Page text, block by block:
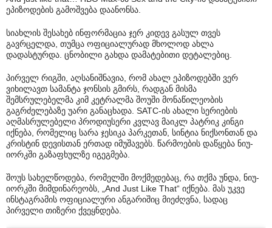
ეპიზოდების გამოშვება დაანონსა.
სიახლის შესახებ ინფორმაცია ჯერ კიდევ გასულ თვეს
გავრცელდა, თუმცა ოფიციალურად მხოლოდ ახლა
დადასტურდა. ცნობილი გახდა დამატებითი დეტალებიც.
პირველ რიგში, აღსანიშნავია, რომ ახალ ეპიზოდებში ვერ
ვიხილავთ სამანტა ჯონსის გმირს, რადგან მისმა
შემსრულებელმა კიმ კეტრალმა შოუში მონაწილეობის
გაგრძელებაზე უარი განაცხადა. SATC-ის ახალი სერიების
აღმასრულებელი პროდიუსერი კვლავ მაიკლ პატრიკ კინგი
იქნება, რომელიც სარა ჯესიკა პარკეთან, სინტია ნიქსონთან და
კრისტინ დევისთან ერთად იმუშავებს. წარმოების დაწყება ნიუ-
იორკში გაზაფხულზე იგეგმება.
შოუს სახელწოდება, რომელში მოქმედებაც, რა თქმა უნდა, ნიუ-
იორკში მიმდინარეობს, „And Just Like That“ იქნება. მას უკვე
ინსტაგრამის ოფიციალური ანგარიშიც მიეძღვნა, სადაც
პირველი თიზერი ქვეყნდება.